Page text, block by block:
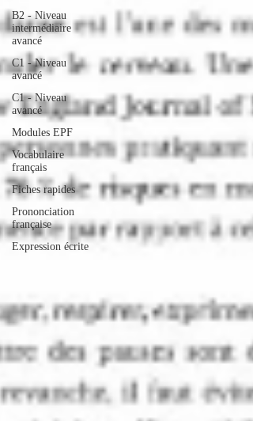
B2 - Niveau
intermédiaire
avancé
C1 - Niveau
avancé
C1 - Niveau
avancé
Modules EPF
Vocabulaire
français
Fiches rapides
Prononciation
française
Expression écrite